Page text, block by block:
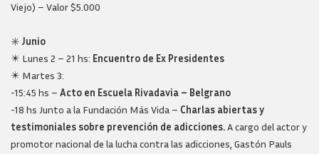
Viejo) – Valor $5.000
✳️ Junio
✴️ Lunes 2 – 21 hs: Encuentro de Ex Presidentes
✴️ Martes 3:
-15:45 hs – Acto en Escuela Rivadavia – Belgrano
-18 hs Junto a la Fundación Más Vida – Charlas abiertas y
testimoniales sobre prevención de adicciones.A cargo del actor y
promotor nacional de la lucha contra las adicciones, Gastón Pauls